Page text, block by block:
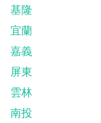
基隆
宜蘭
嘉義
屏東
雲林
南投